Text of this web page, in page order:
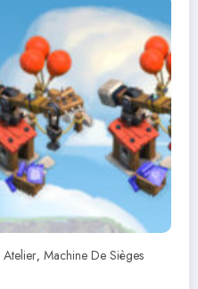
Atelier, Machine De Sièges